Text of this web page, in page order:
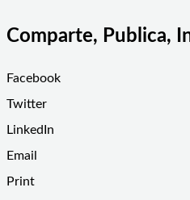
Comparte, Publica,
Facebook
Twitter
LinkedIn
Email
Print